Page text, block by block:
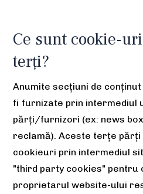
Ce sunt cookie-
terți?
Anumite secțiuni de
fi furnizate prin intermediul
părți/furnizori (ex: news
reclamă). Aceste terțe părți
cookieuri prin intermediul
"third party cookies" pentru
proprietarul website-ului